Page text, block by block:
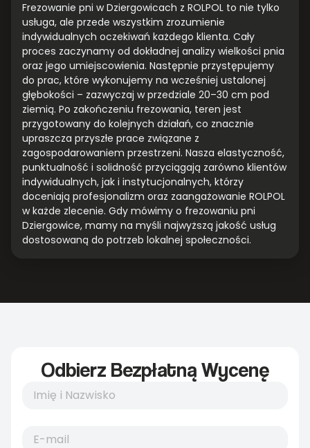
Frezowanie pni w Dziergowicach z ROLPOL to nie tylko
usługa, ale przede wszystkim zrozumienie
indywidualnych oczekiwań każdego klienta. Cały
proces zaczynamy od dokładnej analizy wielkości pnia
oraz jego umiejscowienia. Następnie przystępujemy
do prac, które wykonujemy na wcześniej ustalonej
głębokości – zazwyczaj w przedziale 20–30 cm pod
ziemią. Po zakończeniu frezowania, teren jest
przygotowany do kolejnych działań, co znacznie
upraszcza przyszłe prace związane z
zagospodarowaniem przestrzeni. Nasza elastyczność,
punktualność i solidność przyciągają zarówno klientów
indywidualnych, jak i instytucjonalnych, którzy
doceniają profesjonalizm oraz zaangażowanie ROLPOL
w każde zlecenie. Gdy mówimy o frezowaniu pni
Dziergowice, mamy na myśli najwyższą jakość usług
dostosowaną do potrzeb lokalnej społeczności.
Odbierz Bezpłatną Wycenę